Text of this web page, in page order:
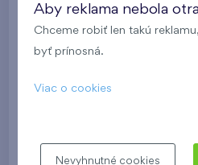
Aby reklama nebola
Chceme robiť len takú
byť prínosná.
Viac o cookies
Nevyhnutné cookies